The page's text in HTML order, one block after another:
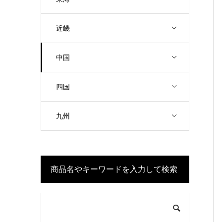
近畿
中国
四国
九州
商品名やキーワードを入力して検索